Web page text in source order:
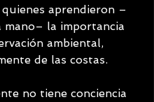
quienes aprendieron –
mano– la importancia
ambiental,
de las costas.
no tiene conciencia